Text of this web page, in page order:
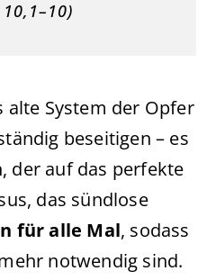
alte System der Opfer
beseitigen – es
, der auf das perfekte
das sündlose
für alle Mal, sodass
notwendig sind.